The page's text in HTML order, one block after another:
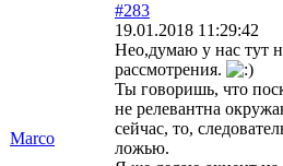
Marco
#283
19.01.2018 11:29:42
Нео,думаю у нас тут
рассмотрения.
Ты говоришь, что
не релевантна
сейчас, то,
ложью.